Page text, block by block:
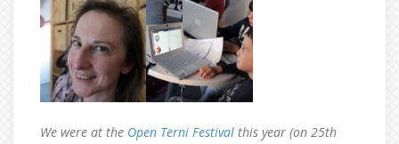
We were at the Open Terni Festival this year (on 25th